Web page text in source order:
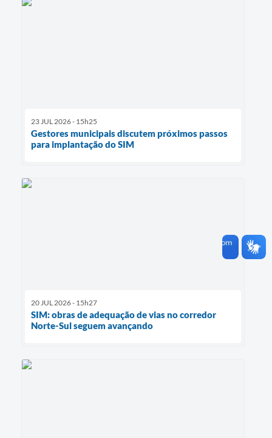
23 JUL 2026 - 15h25
Gestores municipais discutem próximos passos
para implantação do SIM
20 JUL 2026 - 15h27
SIM: obras de adequação de vias no corredor
Norte-Sul seguem avançando